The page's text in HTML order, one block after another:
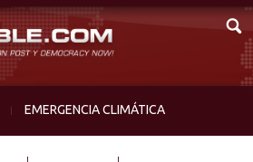
EMERGENCIA CLIMÁTICA